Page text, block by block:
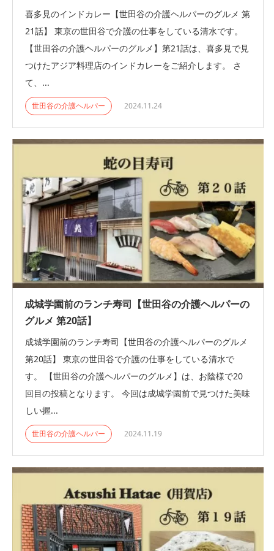
喜多見のインドカレー【世田谷の介護ヘルパーのグルメ 第
21話】 東京の世田谷で介護の仕事をしている清水です。
【世田谷の介護ヘルパーのグルメ】第21話は、喜多見で見
つけたアジア料理店のインドカレーをご紹介します。 さ
て、...
世田谷の介護ヘルパー 2024.11.24
成城学園前のランチ寿司【世田谷の介護ヘルパーの
グルメ 第20話】
成城学園前のランチ寿司【世田谷の介護ヘルパーのグルメ
第20話】 東京の世田谷で介護の仕事をしている清水で
す。 【世田谷の介護ヘルパーのグルメ】は、お陰様で20
回目の投稿となります。 今回は成城学園前で見つけた美味
しい握...
世田谷の介護ヘルパー 2024.11.19